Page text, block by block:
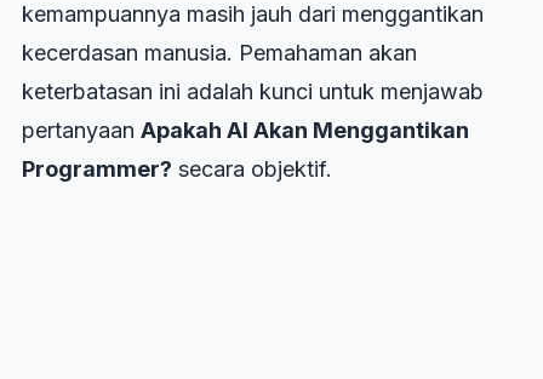
kemampuannya masih jauh dari menggantikan
kecerdasan manusia. Pemahaman akan
keterbatasan ini adalah kunci untuk menjawab
pertanyaan Apakah AI Akan Menggantikan
Programmer? secara objektif.